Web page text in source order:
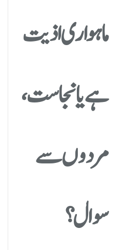
ماہواری اذیت
ہے یا نجاست،
مردوں سے
سوال؟